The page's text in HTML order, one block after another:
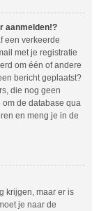
aanmelden!?
een verkeerde
met je registratie
om één of andere
bericht geplaatst?
die nog geen
de database qua
en meng je in de
krijgen, maar er is
je naar de